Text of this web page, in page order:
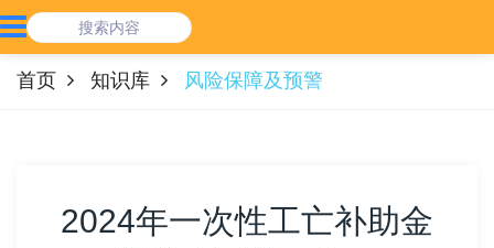
首页 知识库 风险保障及预警
2024年一次性工亡补助金